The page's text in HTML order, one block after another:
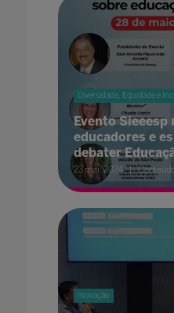
Diversidade, Equidade e
Evento Sieeesp
educadores e
debater
23 mai. 2024
Inovação